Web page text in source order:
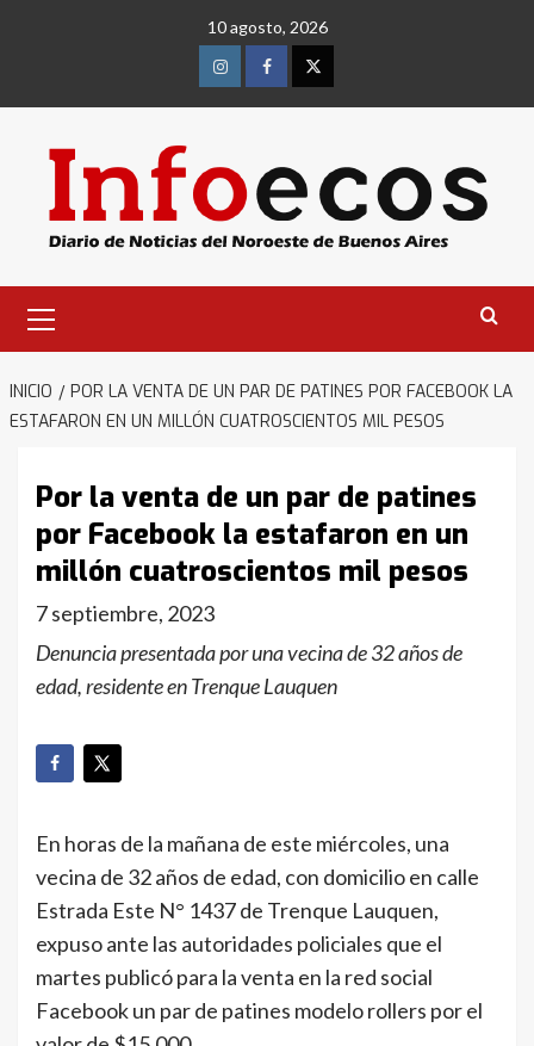
10 agosto, 2026
InstagramFacebookTwitter
primario
INICIO
POR LA VENTA DE UN PAR DE PATINES POR FACEBOOK LA
ESTAFARON EN UN MILLÓN CUATROSCIENTOS MIL PESOS
Por la venta de un par de patines
por Facebook la estafaron en un
millón cuatroscientos mil pesos
7 septiembre, 2023
Denuncia presentada por una vecina de 32 años de
edad, residente en Trenque Lauquen
En horas de la mañana de este miércoles, una
vecina de 32 años de edad, con domicilio en calle
Estrada Este N° 1437 de Trenque Lauquen,
expuso ante las autoridades policiales que el
martes publicó para la venta en la red social
Facebook un par de patines modelo rollers por el